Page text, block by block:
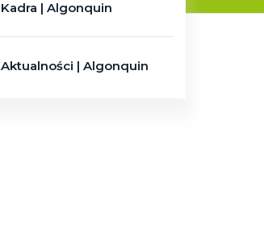
Kadra | Algonquin
Aktualności | Algonquin